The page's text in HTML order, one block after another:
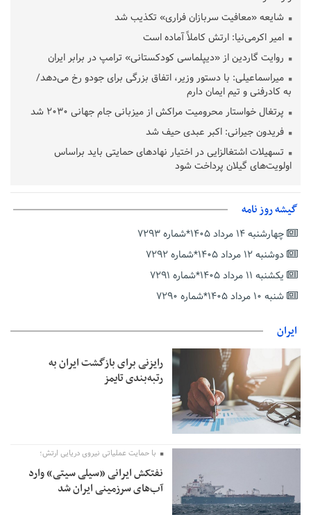
شایعه «معافیت سربازان فراری» تکذیب شد
امیر اکرمی‌نیا: ارتش کاملاً آماده است
روایت گاردین از «دیپلماسی کودکستانی» ترامپ در برابر ایران
میراسماعیلی: با دستور وزیر، اتفاق بزرگی برای جودو رخ می‌دهد/
به کادرفنی و تیم ایمان دارم
پرتغال خواستار محرومیت مراکش از میزبانی جام جهانی ۲۰۳۰ شد
فریدون جیرانی: اکبر عبدی حیف شد
تسهیلات اشتغالزایی در اختیار نهادهای حمایتی باید براساس
اولویت‌های گیلان پرداخت شود
دفتر رهبر انقلاب: مطالب خارج از مراجع رسمی فاقد سندیت است
بقائی: فضای مذاکرات فنی و سیاسی ایران و عمان درباره تنگه هرمز،
مثبت است
رئیس سازمان جهاد کشاورزی استان: کشاورزان گیلان نسبت به
دریافت یارانه کود اقدام کنند
گیشه روز نامه
چهارشنبه ۱۴ مرداد ۱۴۰۵*شماره ۷۲۹۳
دوشنبه ۱۲ مرداد ۱۴۰۵*شماره ۷۲۹۲
یکشنبه ۱۱ مرداد ۱۴۰۵*شماره ۷۲۹۱
شنبه ۱۰ مرداد ۱۴۰۵*شماره ۷۲۹۰
ایران
رایزنی برای بازگشت ایران به
رتبه‌بندی تایمز
با حمایت عملیاتی نیروی دریایی ارتش؛
نفتکش ایرانی «سیلی سیتی» وارد
آب‌های سرزمینی ایران شد